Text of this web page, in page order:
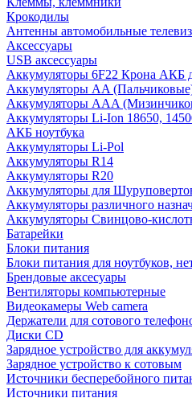
Крокодилы
Антенны автомобильные
Аксессуары
USB аксессуары
Аккумуляторы 6F22 Крона АКБ
Аккумуляторы AA
Аккумуляторы AAA
Аккумуляторы Li-Ion 18650,
АКБ ноутбука
Аккумуляторы Li-Pol
Аккумуляторы R14
Аккумуляторы R20
Аккумуляторы для
Аккумуляторы различного
Аккумуляторы Свинцово-
Батарейки
Блоки питания
Блоки питания для ноутбуков,
Брендовые аксесуары
Вентиляторы компьютерные
Видеокамеры Web camera
Держатели для сотового
Диски CD
Зарядное устройство для
Зарядное устройство к сотовым
Источники бесперебойного
Источники питания